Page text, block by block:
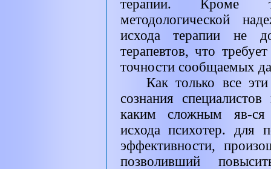
терапии. Кроме
методологической
исхода терапии не
терапевтов, что
точности сообщаемых
Как только все
сознания
каким сложным яв-ся
исхода психотер. для
эффективности,
позволивший